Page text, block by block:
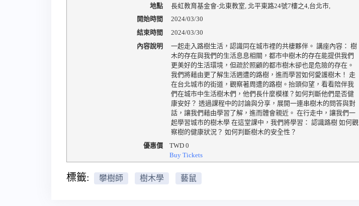
地點
長虹教育基金會-北東教室 北平東路24號7樓之4, 台北市,
開始時間
2024/03/30
結束時間
2024/03/30
內容說明
一起走入路樹生活，認識同在城市裡的共棲夥伴。 講座內容： 樹
木的存在與我們的生活息息相關，都市中樹木的存在能提供我們
更美好的生活環境，但疏於照顧的都市樹木卻也是危險的存在。
我們將藉由更了解生活週遭的路樹，進而學習如何愛護樹木！ 走
在台北城市的街道，觀察著周遭的路樹。抬頭仰望，看看陪伴我
們在城市中生活樹木們，他們長什麼模樣？如何判斷他們是否健
康安好？ 透過課程中的討論與分享，展開一連串樹木的問答與對
話，讓我們藉由學習了解，進而體會親近。 在行走中，讓我們一
起學習城市的樹木學 在這堂課中，我們將學習： 認識路樹 如何觀
察樹的健康狀況？ 如何判斷樹木的安全性？
優惠價
TWD0
Buy Tickets
標籤: 攀樹師 樹木學 藝鼠